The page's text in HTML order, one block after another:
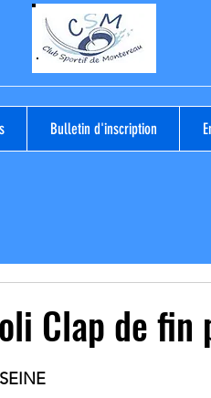
Bulletin d'inscription
Clap de